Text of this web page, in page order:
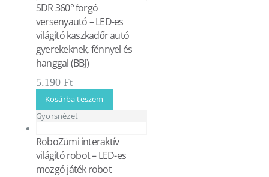
SDR 360° forgó
versenyautó – LED-es
világító kaszkadőr autó
gyerekeknek, fénnyel és
hanggal (BBJ)
5.190 Ft
Kosárba teszem
Gyorsnézet
RoboZümi interaktív
világító robot – LED-es
mozgó játék robot